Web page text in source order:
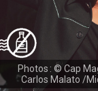
Photos : © Cap
Carlos Malato /